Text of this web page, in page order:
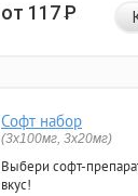
от 117Р
Софт набор
(3x100мг, 3x20мг)
Выбери софт-
вкус!